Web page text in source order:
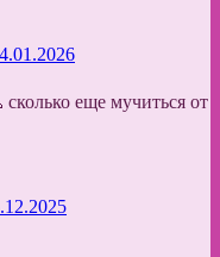
еще мучиться от